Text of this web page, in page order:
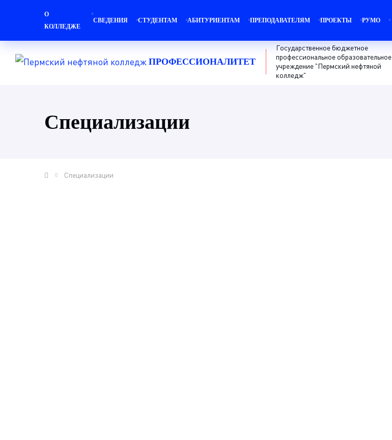
О
КОЛЛЕДЖЕ
СВЕДЕНИЯ СТУДЕНТАМ АБИТУРИЕНТАМ ПРЕПОДАВАТЕЛЯМ ПРОЕКТЫ РУМО
ПРОФЕССИОНАЛИТЕТ
Государственное бюджетное
профессиональное образовательное
учреждение "Пермский нефтяной
колледж"
Специализации
Специализации